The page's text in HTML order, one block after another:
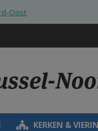
Oost
KERKEN &